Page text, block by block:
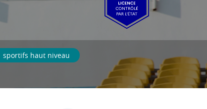
sportifs haut niveau